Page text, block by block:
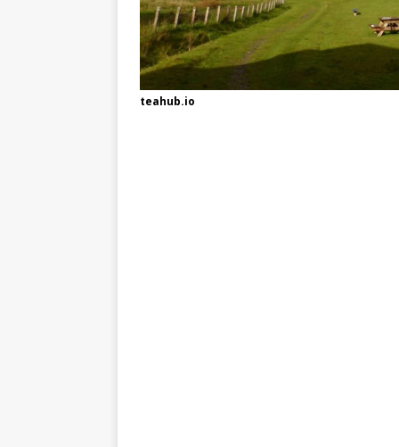
teahub.io